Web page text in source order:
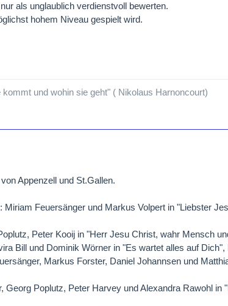
als unglaublich verdienstvoll bewerten.
hohem Niveau gespielt wird.
und wohin sie geht" ( Nikolaus Harnoncourt)
Appenzell und St.Gallen.
Feuersänger und Markus Volpert in "Liebster
Peter Kooij in "Herr Jesu Christ, wahr Mensch
Bill und Dominik Wörner in "Es wartet alles auf
Markus Forster, Daniel Johannsen und
Georg Poplutz, Peter Harvey und Alexandra Rawohl in